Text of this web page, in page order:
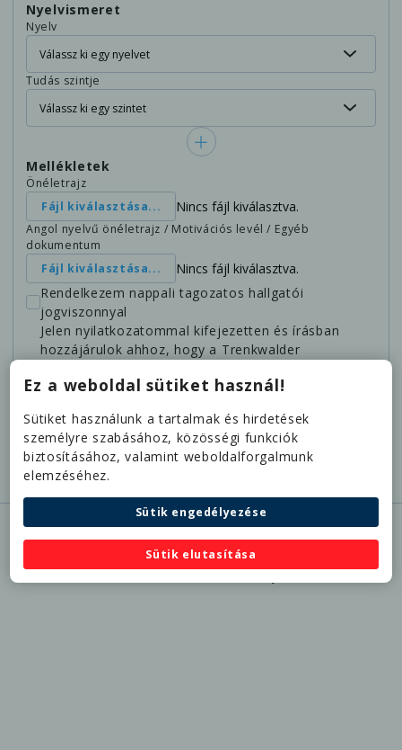
Ez a weboldal sütiket használ!
Sütiket használunk a tartalmak és hirdetések
személyre szabásához, közösségi funkciók
biztosításához, valamint weboldalforgalmunk
elemzéséhez.
Sütik engedélyezése
Sütik elutasítása
Nyelvismeret
Nyelv
Tudás szintje
Mellékletek
Önéletrajz
Fájl kiválasztása...
Nincs fájl kiválasztva.
Angol nyelvű önéletrajz / Motivációs levél / Egyéb
dokumentum
Fájl kiválasztása...
Nincs fájl kiválasztva.
Rendelkezem nappali tagozatos hallgatói
jogviszonnyal
Jelen nyilatkozatommal kifejezetten és írásban
hozzájárulok ahhoz, hogy a Trenkwalder
anyagomban megadott különleges személyes
Tájékoztatóbanfoglaltakkal összhangban.
Jelentkezem
@2025 ELTE-Trenkwalder Iskolaszövetkezet
·
ÁSZF (Partnerek